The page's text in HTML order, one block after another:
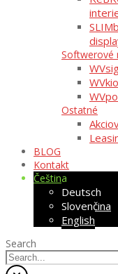
Softwerové
Ostatné
BLOG
Kontakt
Čeština
Deutsch
Slovenčina
English
Search